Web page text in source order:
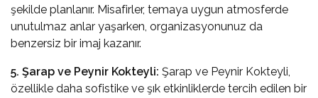
şekilde planlanır. Misafirler, temaya uygun atmosferde
unutulmaz anlar yaşarken, organizasyonunuz da
benzersiz bir imaj kazanır.
5. Şarap ve Peynir Kokteyli: Şarap ve Peynir Kokteyli,
özellikle daha sofistike ve şık etkinliklerde tercih edilen bir